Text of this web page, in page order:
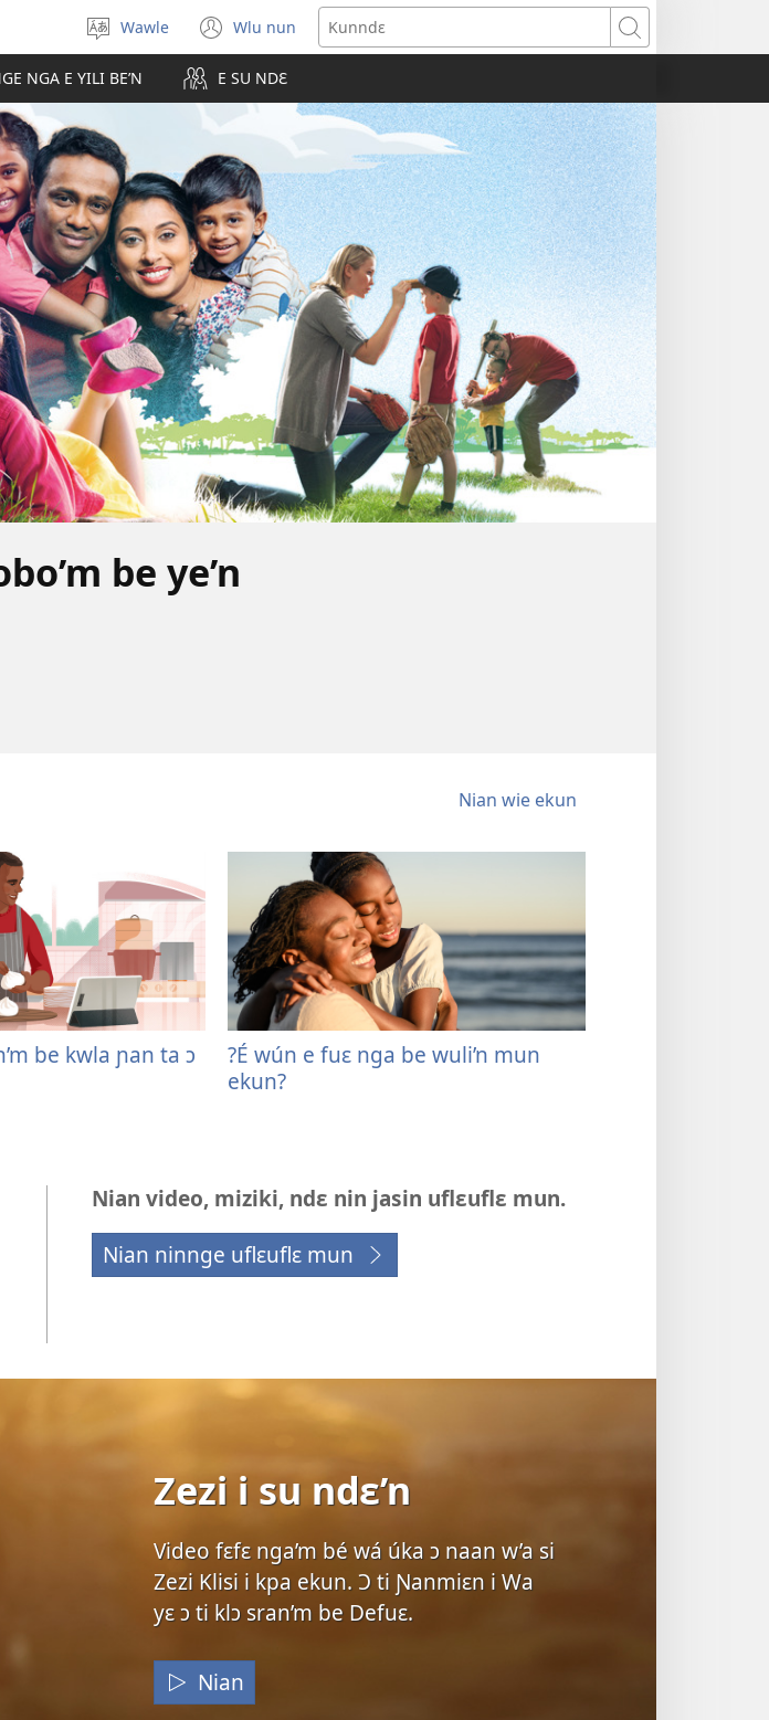
Kle
aniɛn'n
Wawle Wlu nun
(opens
new
window)
Kunndɛ
NGA E YILI BE’N E SU NDƐ
be ye’n
Nian wie ekun
be kwla ɲan ta ɔ
?É wún e fuɛ nga be wuli’n mun
ekun?
Nian video, miziki, ndɛ nin jasin uflɛuflɛ mun.
Nian ninnge uflɛuflɛ mun
Zezi i su ndɛ’n
Video fɛfɛ nga’m bé wá úka ɔ naan w’a si
Zezi Klisi i kpa ekun. Ɔ ti Ɲanmiɛn i Wa
yɛ ɔ ti klɔ sran’m be Defuɛ.
Nian